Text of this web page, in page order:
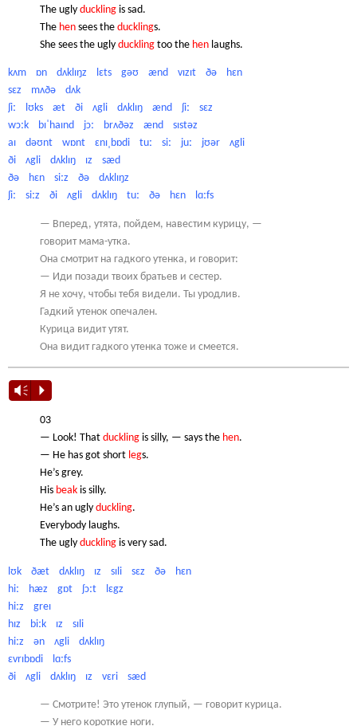
The ugly duckling is sad.
The hen sees the ducklings.
She sees the ugly duckling too the hen laughs.
kʌm ɒn dʌklɪŋz lɛts gəʊ ænd vɪzɪt ðə
hɛn
sɛz
mʌðə
dʌk
ʃiː
lʊks æt ði ʌgli dʌklɪŋ ænd ʃiː
sɛz
wɔːk
bɪˈhaɪnd jɔː brʌðəz ænd
sɪstəz
aɪ
dəʊnt wɒnt ɛnɪˌbɒdi tuː siː juː jʊər ʌgli
ði
ʌgli dʌklɪŋ ɪz
sæd
ðə
hɛn siːz ðə
dʌklɪŋz
ʃiː
siːz ði ʌgli dʌklɪŋ tuː ðə hɛn lɑːfs
— Вперед, утята, пойдем, навестим курицу, —
говорит мама-утка.
Она смотрит на гадкого утенка, и говорит:
— Иди позади твоих братьев и сестер.
Я не хочу, чтобы тебя видели. Ты уродлив.
Гадкий утенок опечален.
Курица видит утят.
Она видит гадкого утенка тоже и смеется.
Vm P
03
— Look! That duckling is silly, — says the hen.
— He has got short legs.
He’s grey.
His beak is silly.
He’s an ugly duckling.
Everybody laughs.
The ugly duckling is very sad.
lʊk ðæt dʌklɪŋ ɪz sɪli sɛz ðə
hɛn
hiː
hæz gɒt ʃɔːt
lɛgz
hiːz
greɪ
hɪz
biːk ɪz
sɪli
hiːz
ən ʌgli
dʌklɪŋ
ɛvrɪbɒdi
lɑːfs
ði
ʌgli dʌklɪŋ ɪz vɛri sæd
— Смотрите! Это утенок глупый, — говорит курица.
— У него короткие ноги.